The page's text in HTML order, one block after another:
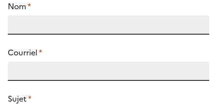
Nom*
Courriel*
Sujet*